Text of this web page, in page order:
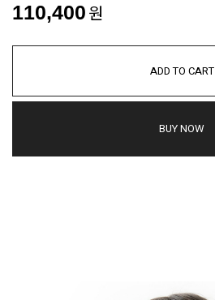
110,400원
ADD TO CART
BUY NOW